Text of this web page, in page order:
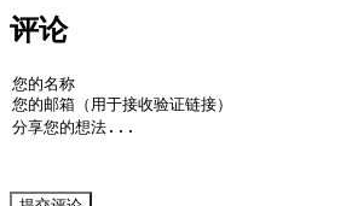
评论